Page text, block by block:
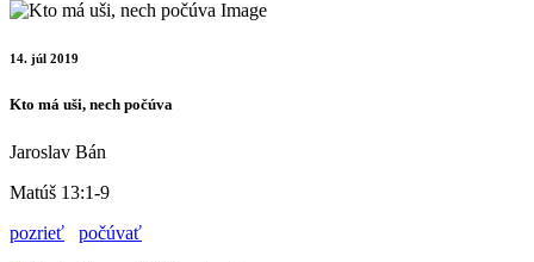
14. júl 2019
Kto má uši, nech počúva
Jaroslav Bán
Matúš 13:1-9
pozrieť
počúvať